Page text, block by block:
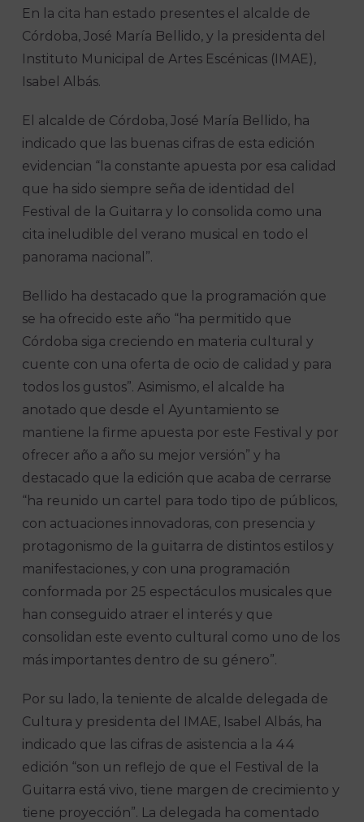
En la cita han estado presentes el alcalde de
Córdoba, José María Bellido, y la presidenta del
Instituto Municipal de Artes Escénicas (IMAE),
Isabel Albás.
El alcalde de Córdoba, José María Bellido, ha
indicado que las buenas cifras de esta edición
evidencian “la constante apuesta por esa calidad
que ha sido siempre seña de identidad del
Festival de la Guitarra y lo consolida como una
cita ineludible del verano musical en todo el
panorama nacional”.
Bellido ha destacado que la programación que
se ha ofrecido este año “ha permitido que
Córdoba siga creciendo en materia cultural y
cuente con una oferta de ocio de calidad y para
todos los gustos”. Asimismo, el alcalde ha
anotado que desde el Ayuntamiento se
mantiene la firme apuesta por este Festival y por
ofrecer año a año su mejor versión” y ha
destacado que la edición que acaba de cerrarse
“ha reunido un cartel para todo tipo de públicos,
con actuaciones innovadoras, con presencia y
protagonismo de la guitarra de distintos estilos y
manifestaciones, y con una programación
conformada por 25 espectáculos musicales que
han conseguido atraer el interés y que
consolidan este evento cultural como uno de los
más importantes dentro de su género”.
Por su lado, la teniente de alcalde delegada de
Cultura y presidenta del IMAE, Isabel Albás, ha
indicado que las cifras de asistencia a la 44
edición “son un reflejo de que el Festival de la
Guitarra está vivo, tiene margen de crecimiento y
tiene proyección”. La delegada ha comentado